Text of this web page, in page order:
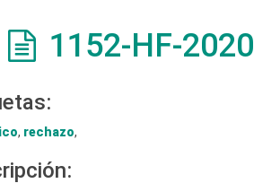
1152-HF-2020
, rechazo,